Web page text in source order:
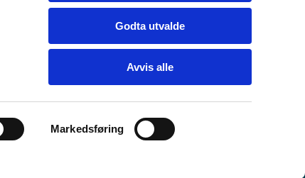
Markedsføring
Godta utvalde
Avvis alle